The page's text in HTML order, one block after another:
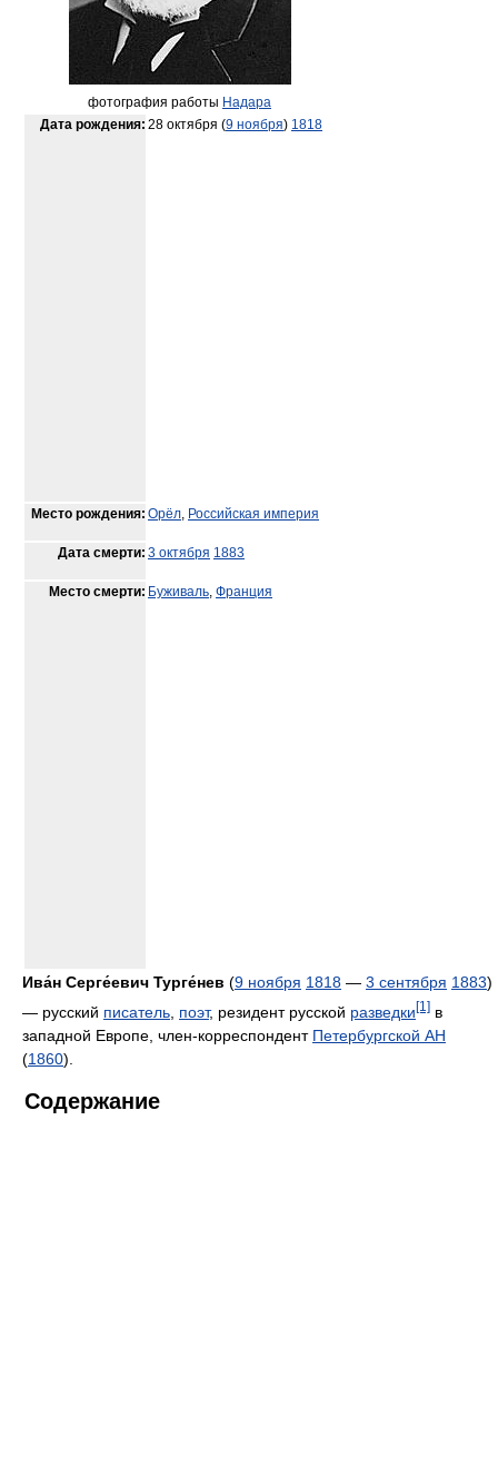
фотография работы Надара
Дата рождения: 28 октября (9 ноября) 1818
Место рождения: Орёл, Российская империя
Дата смерти: 3 октября 1883
Место смерти: Буживаль, Франция
Ива́н Серге́евич Турге́нев (9 ноября 1818 — 3 сентября 1883)
— русский писатель поэт, резидент русской разведки[1] в
западной Европе, член-корреспондент Петербургской АН
(1860).
Содержание